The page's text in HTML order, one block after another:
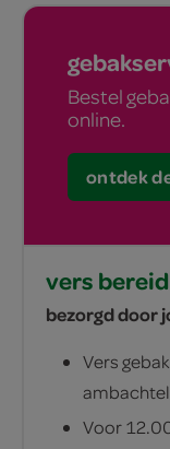
Bestel
online.
ontdek
vers
bezorgd door
Vers
Voor